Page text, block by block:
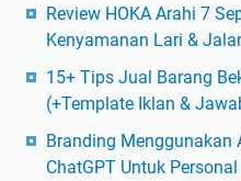
Review HOKA Arahi 7
Kenyamanan Lari &
15+ Tips Jual Barang
(+Template Iklan &
Branding Menggunakan
ChatGPT Untuk